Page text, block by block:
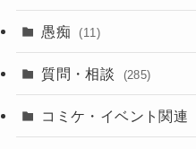
愚痴 (11)
質問・相談 (285)
コミケ・イベント関連